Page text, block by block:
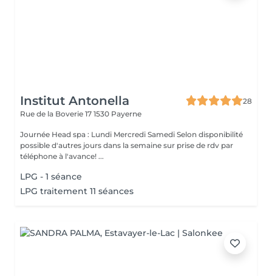
Institut Antonella
28
Rue de la Boverie 17 1530 Payerne
Journée Head spa : Lundi Mercredi Samedi Selon disponibilité
possible d'autres jours dans la semaine sur prise de rdv par
téléphone à l'avance! ...
LPG - 1 séance
LPG traitement 11 séances